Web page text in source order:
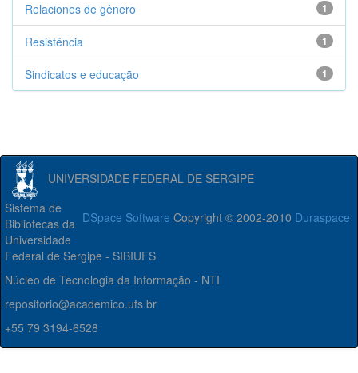
1
Relaciones de gênero
1
Resistência
1
Sindicatos e educação
UNIVERSIDADE FEDERAL DE SERGIPE
DSpace Software Copyright © 2002-2010 Duraspace
Sistema de
Bibliotecas da
Universidade
Federal de Sergipe - SIBIUFS
Núcleo de Tecnologia da Informação - NTI
repositorio@academico.ufs.br
+55 79 3194-6528